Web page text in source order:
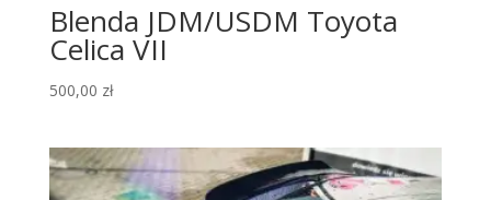
Blenda JDM/USDM Toyota
Celica VII
500,00 zł